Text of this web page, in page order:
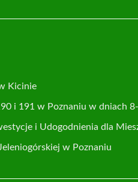
Kicinie
i 191 w Poznaniu w dniach
i Udogodnienia dla
w Poznaniu